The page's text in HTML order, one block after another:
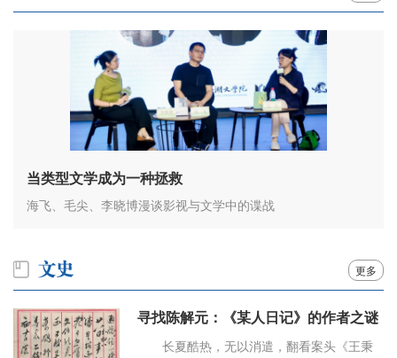
当类型文学成为一种拯救
海飞、毛尖、李晓博漫谈影视与文学中的谍战
更多
寻找陈解元：《某人日记》的作者之谜
长夏酷热，无以消遣，翻看案头《王秉